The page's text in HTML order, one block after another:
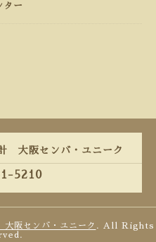
ター
大阪センバ・ユニーク
5210
阪センバ・ユニーク . All Rights